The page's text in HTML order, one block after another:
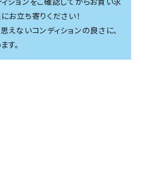
お立ち寄りください！
えないコンディションの良さに、
す。